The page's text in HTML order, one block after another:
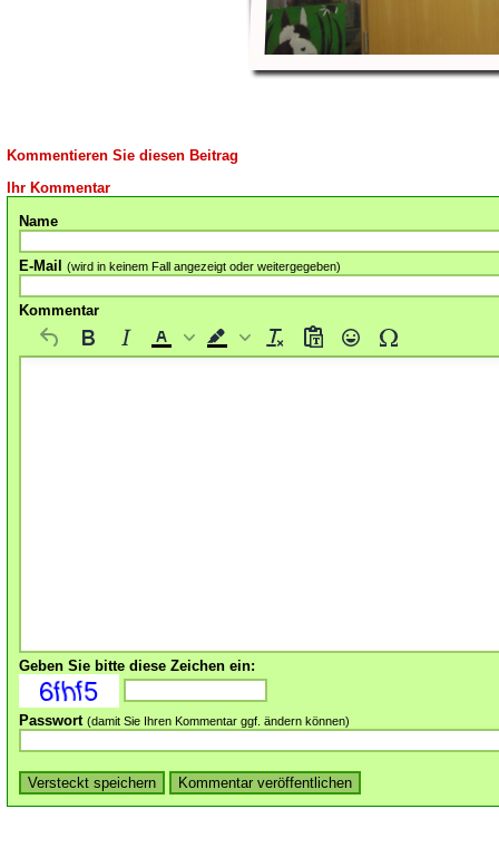
Kommentieren Sie diesen Beitrag
Ihr Kommentar
Name
E-Mail (wird in keinem Fall angezeigt oder weitergegeben)
Kommentar
Geben Sie bitte diese Zeichen ein:
Passwort (damit Sie Ihren Kommentar ggf. ändern können)